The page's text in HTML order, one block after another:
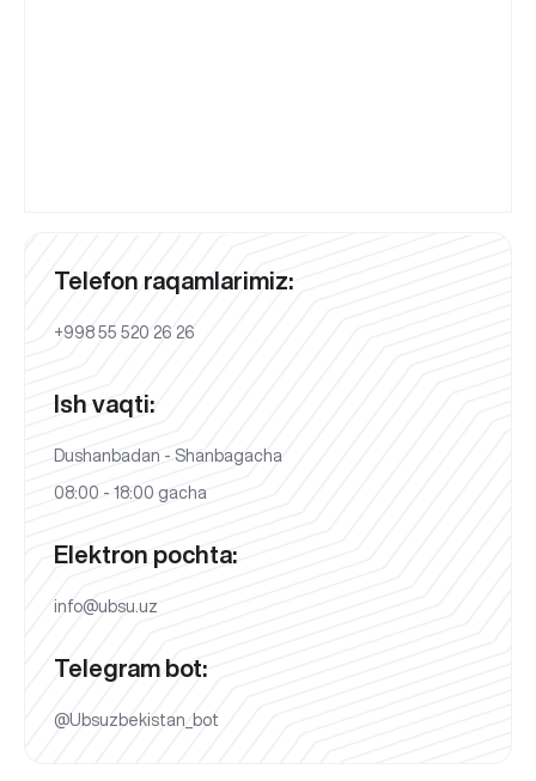
Telefon raqamlarimiz:
+998 55 520 26 26
Ish vaqti:
Dushanbadan - Shanbagacha
08:00 - 18:00 gacha
Elektron pochta:
info@ubsu.uz
Telegram bot:
@Ubsuzbekistan_bot